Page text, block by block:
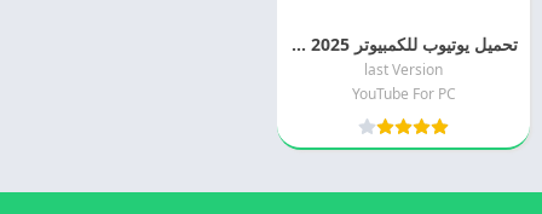
تحميل يوتيوب للكمبيوتر 2025 YouTube For PC اخر تحديث
last Version
YouTube For PC